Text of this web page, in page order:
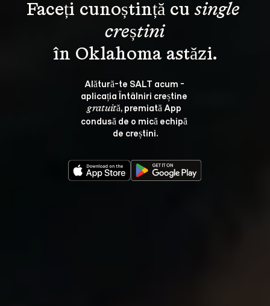
Faceți cunoștință cu single
creștini
Alătură-te SALT acum -
aplicația Întâlniri creștine
gratuită, premiată App
condusă de o mică echipă
de creștini.